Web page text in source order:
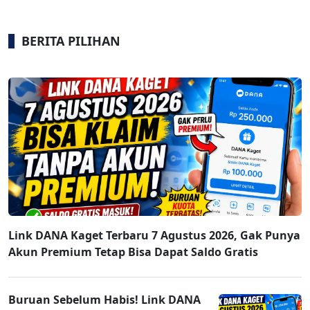
BERITA PILIHAN
Link DANA Kaget Terbaru 7 Agustus 2026, Gak Punya
Akun Premium Tetap Bisa Dapat Saldo Gratis
Buruan Sebelum Habis! Link DANA